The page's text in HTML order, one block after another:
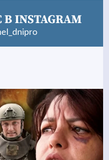
INSTAGRAM